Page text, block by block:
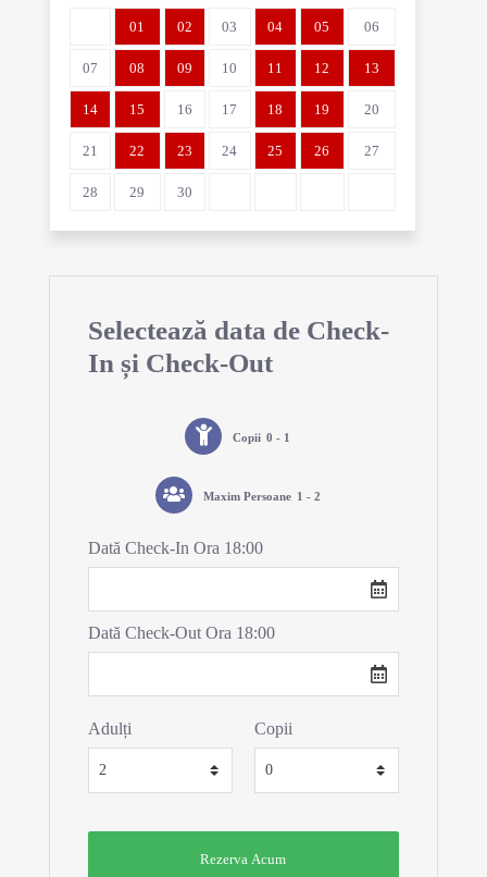
01 02 03 04 05 06
07 08 09 10 11 12 13
14 15 16 17 18 19 20
21 22 23 24 25 26 27
28 29 30
Selectează data de Check-
In și Check-Out
Copii 0 - 1
Maxim Persoane 1 - 2
Dată Check-In Ora 18:00
Dată Check-Out Ora 18:00
Adulți Copii